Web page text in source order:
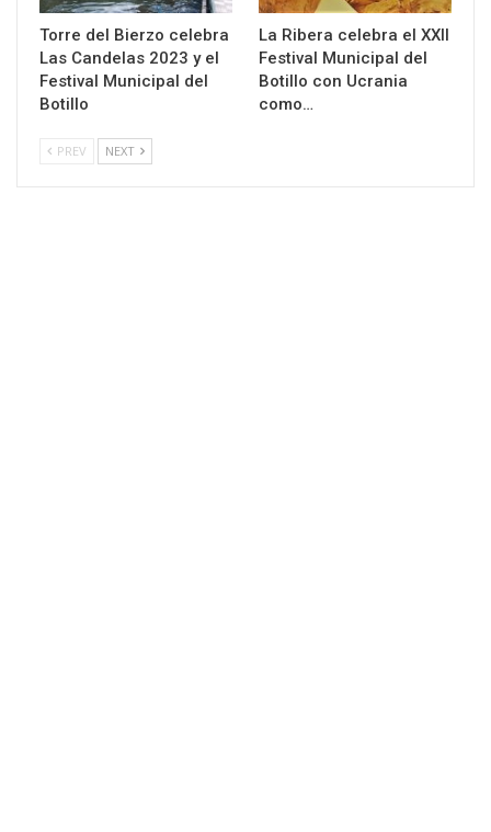
Torre del Bierzo celebra
Las Candelas 2023 y el
Festival Municipal del
Botillo
La Ribera celebra el XXII
Festival Municipal del
Botillo con Ucrania
como…
PREV NEXT